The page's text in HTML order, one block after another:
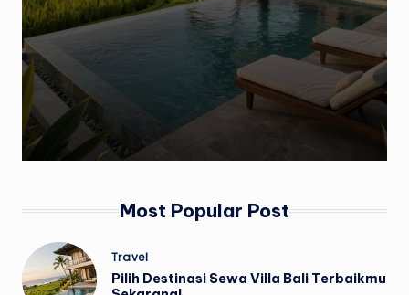
Most Popular Post
Posted
in
Travel
Pilih Destinasi Sewa Villa Bali Terbaikmu